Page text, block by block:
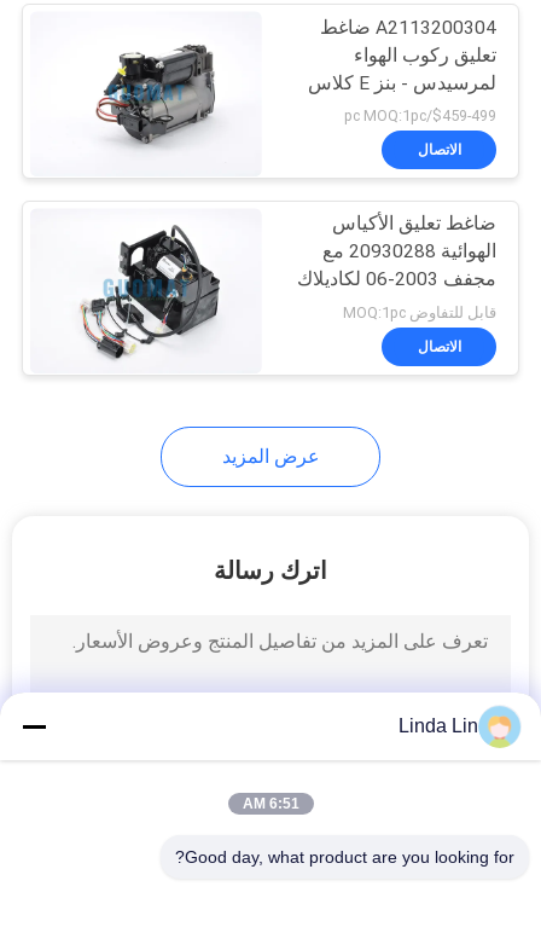
A2113200304 ضاغط
تعليق ركوب الهواء
لمرسيدس - بنز E كلاس
W211 / S211 E430 E500
$459-499/pc MOQ:1pc
الاتصال
ضاغط تعليق الأكياس
الهوائية 20930288 مع
مجفف 2003-06 لكاديلاك
إسكاليد ESV
قابل للتفاوض MOQ:1pc
الاتصال
عرض المزيد
اترك رسالة
Linda Lin
6:51 AM
Good day, what product are you looking for?